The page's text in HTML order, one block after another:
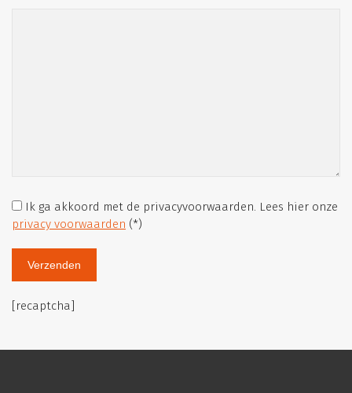
Ik ga akkoord met de privacyvoorwaarden. Lees hier onze
privacy voorwaarden (*)
[recaptcha]